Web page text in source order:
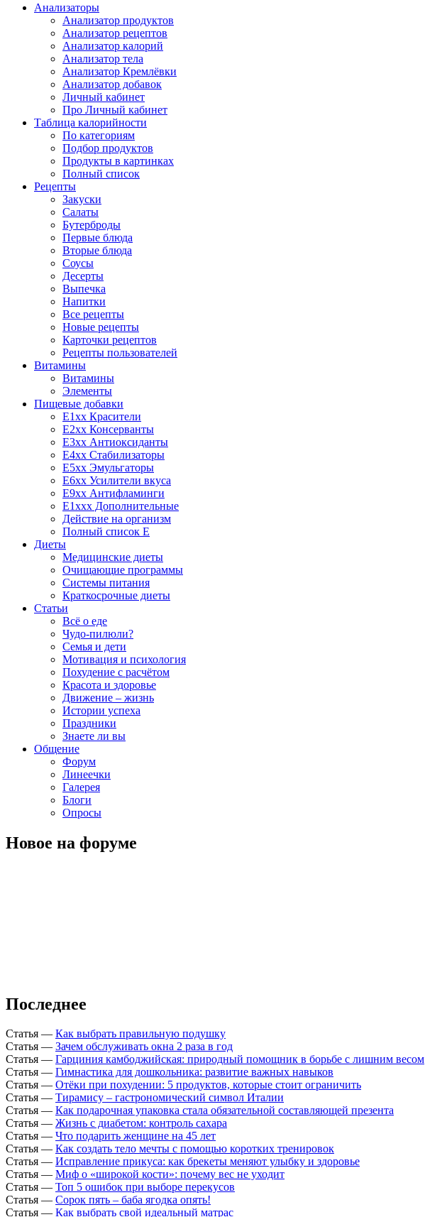
Анализаторы
Анализатор продуктов
Анализатор рецептов
Анализатор калорий
Анализатор тела
Анализатор Кремлёвки
Анализатор добавок
Личный кабинет
Про Личный кабинет
Таблица калорийности
По категориям
Подбор продуктов
Продукты в картинках
Полный список
Рецепты
Закуски
Салаты
Бутерброды
Первые блюда
Вторые блюда
Соусы
Десерты
Выпечка
Напитки
Все рецепты
Новые рецепты
Карточки рецептов
Рецепты пользователей
Витамины
Витамины
Элементы
Пищевые добавки
E1xx Красители
E2xx Консерванты
E3xx Антиоксиданты
E4xx Стабилизаторы
E5xx Эмульгаторы
E6xx Усилители вкуса
E9xx Антифламинги
E1xxx Дополнительные
Действие на организм
Полный список E
Диеты
Медицинские диеты
Очищающие программы
Системы питания
Краткосрочные диеты
Статьи
Всё о еде
Чудо-пилюли?
Семья и дети
Мотивация и психология
Похудение с расчётом
Красота и здоровье
Движение – жизнь
Истории успеха
Праздники
Знаете ли вы
Общение
Форум
Линеечки
Галерея
Блоги
Опросы
Новое на форуме
Последнее
Статья — Как выбрать правильную подушку
Статья — Зачем обслуживать окна 2 раза в год
Статья — Гарциния камбоджийская: природный помощник в борьбе с лишним весом
Статья — Гимнастика для дошкольника: развитие важных навыков
Статья — Отёки при похудении: 5 продуктов, которые стоит ограничить
Статья — Тирамису – гастрономический символ Италии
Статья — Как подарочная упаковка стала обязательной составляющей презента
Статья — Жизнь с диабетом: контроль сахара
Статья — Что подарить женщине на 45 лет
Статья — Как создать тело мечты с помощью коротких тренировок
Статья — Исправление прикуса: как брекеты меняют улыбку и здоровье
Статья — Миф о «широкой кости»: почему вес не уходит
Статья — Топ 5 ошибок при выборе перекусов
Статья — Сорок пять – баба ягодка опять!
Статья — Как выбрать свой идеальный матрас